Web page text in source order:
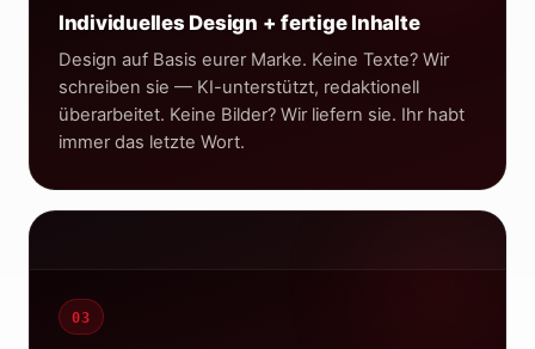
Individuelles Design + fertige Inhalte
Design auf Basis eurer Marke. Keine Texte? Wir
schreiben sie — KI-unterstützt, redaktionell
überarbeitet. Keine Bilder? Wir liefern sie. Ihr habt
immer das letzte Wort.
03